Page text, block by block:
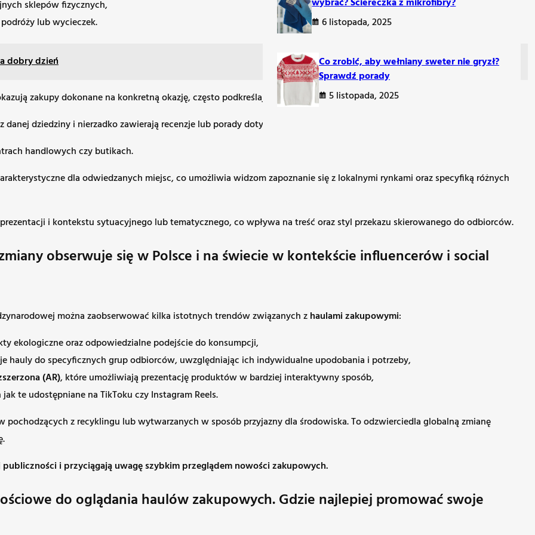
sklepów fizycznych,
lub wycieczek.
dobry dzień
zakupy dokonane na konkretną okazję, często podkreślając atrakcyjne ceny i tematyczne produkty.
dziedziny i nierzadko zawierają recenzje lub porady dotyczące ich zastosowania.
handlowych czy butikach.
dla odwiedzanych miejsc, co umożliwia widzom zapoznanie się z lokalnymi rynkami oraz specyfiką różnych
i kontekstu sytuacyjnego lub tematycznego, co wpływa na treść oraz styl przekazu skierowanego do odbiorców.
obserwuje się w Polsce i na świecie w kontekście influencerów i social
można zaobserwować kilka istotnych trendów związanych zhaulami zakupowymi:
ekologiczne oraz odpowiedzialne podejście do konsumpcji,
hauly do specyficznych grup odbiorców, uwzględniając ich indywidualne upodobania i potrzeby,
(AR), które umożliwiają prezentację produktów w bardziej interaktywny sposób,
te udostępniane na TikToku czy Instagram Reels.
z recyklingu lub wytwarzanych w sposób przyjazny dla środowiska. To odzwierciedla globalną zmianę
i przyciągają uwagę szybkim przeglądem nowości zakupowych.
do oglądania haulów zakupowych. Gdzie najlepiej promować swoje
6 listopada, 2025
Co zrobić, aby wełniany sweter nie gryzł?
Sprawdź porady
5 listopada, 2025